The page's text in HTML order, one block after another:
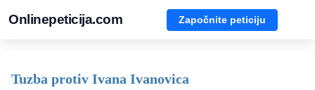
Onlinepeticija.com Započnite peticiju
Tuzba protiv Ivana Ivanovica